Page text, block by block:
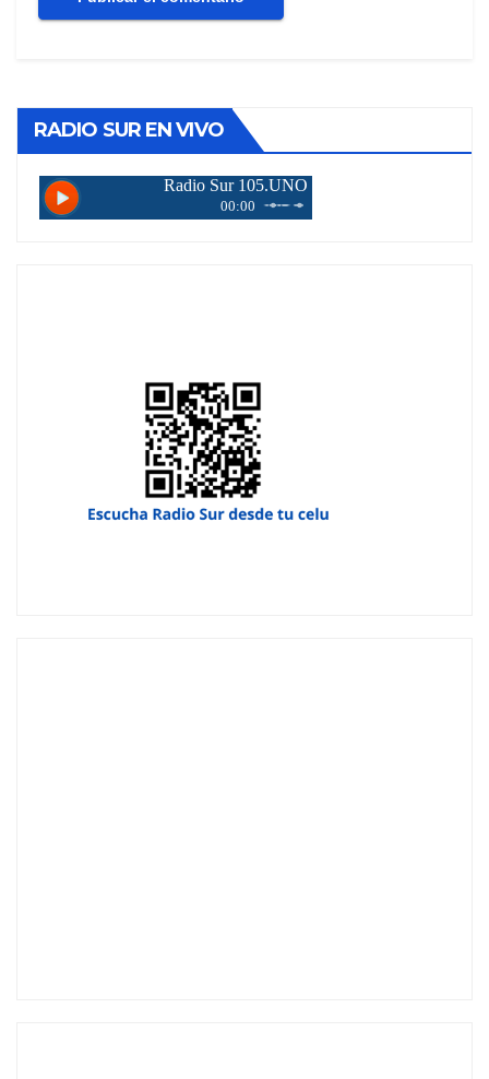
RADIO SUR EN VIVO